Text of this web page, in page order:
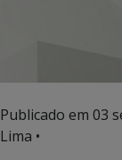
Publicado em 03
Lima •